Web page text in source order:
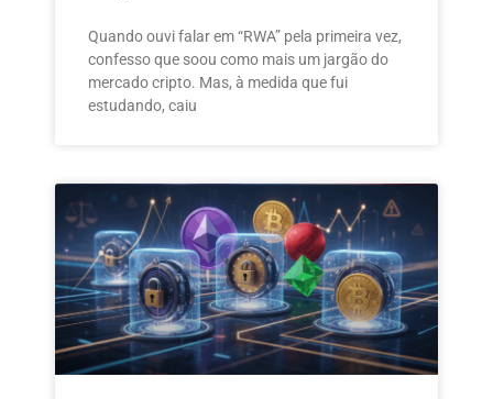
Quando ouvi falar em “RWA” pela primeira vez,
confesso que soou como mais um jargão do
mercado cripto. Mas, à medida que fui
estudando, caiu